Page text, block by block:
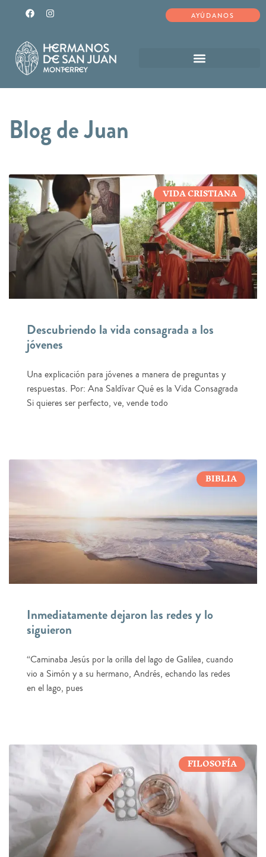
AYÚDANOS
Blog de Juan
VIDA CRISTIANA
Descubriendo la vida consagrada a los
jóvenes
Una explicación para jóvenes a manera de preguntas y
respuestas. Por: Ana Saldívar Qué es la Vida Consagrada
Si quieres ser perfecto, ve, vende todo
BIBLIA
Inmediatamente dejaron las redes y lo
siguieron
“Caminaba Jesús por la orilla del lago de Galilea, cuando
vio a Simón y a su hermano, Andrés, echando las redes
en el lago, pues
FILOSOFÍA